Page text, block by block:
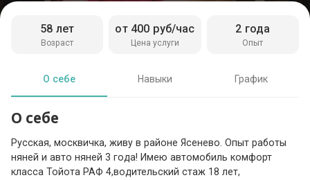
Возраст
58 лет
Цена услуги
от 400 руб/час
Опыт
2 года
О себе Навыки График
О себе
Русская, москвичка, живу в районе Ясенево. Опыт работы
няней и авто няней 3 года! Имею автомобиль комфорт
класса Тойота РАФ 4,водительский стаж 18 лет,